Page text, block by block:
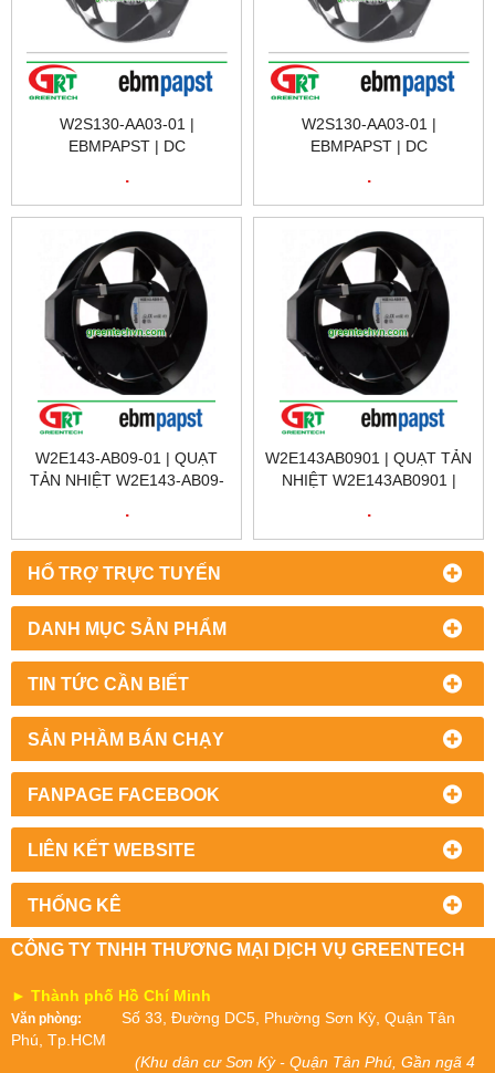
HỔ TRỢ TRỰC TUYẾN
DANH MỤC SẢN PHẨM
TIN TỨC CẦN BIẾT
SẢN PHẦM BÁN CHẠY
FANPAGE FACEBOOK
LIÊN KẾT WEBSITE
THỐNG KÊ
W2S130-AA03-01 |
EBMPAPST | DC
.
W2S130-AA03-01 |
EBMPAPST | DC
.
W2E143-AB09-01 | QUẠT
TẢN NHIỆT W2E143-AB09-
.
W2E143AB0901 | QUẠT TẢN
NHIỆT W2E143AB0901 |
.
CÔNG TY TNHH THƯƠNG MẠI DỊCH VỤ GREENTECH
► Thành phố Hồ Chí Minh
Văn phòng: Số 33, Đường DC5, Phường Sơn Kỳ, Quận Tân
Phú, Tp.HCM
(Khu dân cư Sơn Kỳ - Quận Tân Phú, Gần ngã 4